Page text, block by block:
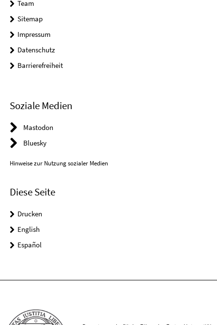
Team
Sitemap
Impressum
Datenschutz
Barrierefreiheit
Soziale Medien
Mastodon
Bluesky
Hinweise zur Nutzung sozialer Medien
Diese Seite
Drucken
English
Español